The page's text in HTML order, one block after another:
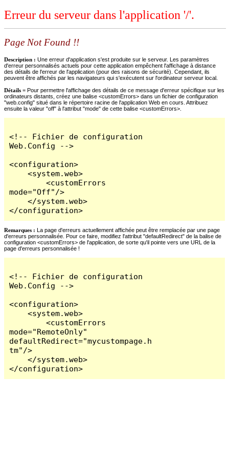
Erreur du serveur dans l'application '/'.
Page Not Found !!
Description : Une erreur d'application s'est produite sur le serveur. Les paramètres
d'erreur personnalisés actuels pour cette application empêchent l'affichage à distance
des détails de l'erreur de l'application (pour des raisons de sécurité). Cependant, ils
peuvent être affichés par les navigateurs qui s'exécutent sur l'ordinateur serveur local.
Détails = Pour permettre l'affichage des détails de ce message d'erreur spécifique sur les
ordinateurs distants, créez une balise <customErrors> dans un fichier de configuration
"web.config" situé dans le répertoire racine de l'application Web en cours. Attribuez
ensuite la valeur "off" à l'attribut "mode" de cette balise <customErrors>.
<!-- Fichier de configuration
Web.Config -->
<configuration>
    <system.web>
        <customErrors
mode="Off"/>
    </system.web>
</configuration>
Remarques : La page d'erreurs actuellement affichée peut être remplacée par une page
d'erreurs personnalisée. Pour ce faire, modifiez l'attribut "defaultRedirect" de la balise de
configuration <customErrors> de l'application, de sorte qu'il pointe vers une URL de la
page d'erreurs personnalisée !
<!-- Fichier de configuration
Web.Config -->
<configuration>
    <system.web>
        <customErrors
mode="RemoteOnly"
defaultRedirect="mycustompage.h
tm"/>
    </system.web>
</configuration>